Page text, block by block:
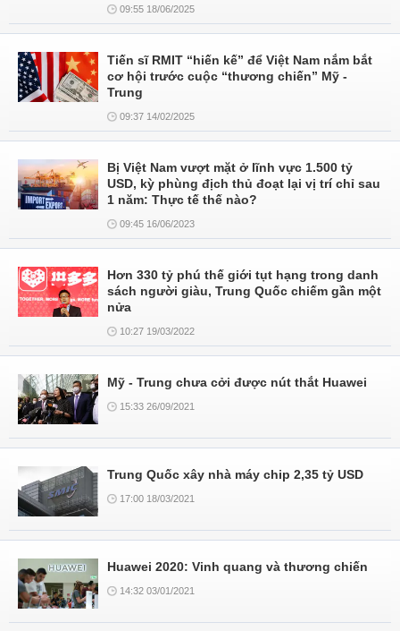
09:55 18/06/2025
Tiến sĩ RMIT “hiến kế” để Việt Nam nắm bắt
cơ hội trước cuộc “thương chiến” Mỹ -
Trung
09:37 14/02/2025
Bị Việt Nam vượt mặt ở lĩnh vực 1.500 tỷ
USD, kỳ phùng địch thủ đoạt lại vị trí chỉ sau
1 năm: Thực tế thế nào?
09:45 16/06/2023
Hơn 330 tỷ phú thế giới tụt hạng trong danh
sách người giàu, Trung Quốc chiếm gần một
nửa
10:27 19/03/2022
Mỹ - Trung chưa cởi được nút thắt Huawei
15:33 26/09/2021
Trung Quốc xây nhà máy chip 2,35 tỷ USD
17:00 18/03/2021
Huawei 2020: Vinh quang và thương chiến
14:32 03/01/2021